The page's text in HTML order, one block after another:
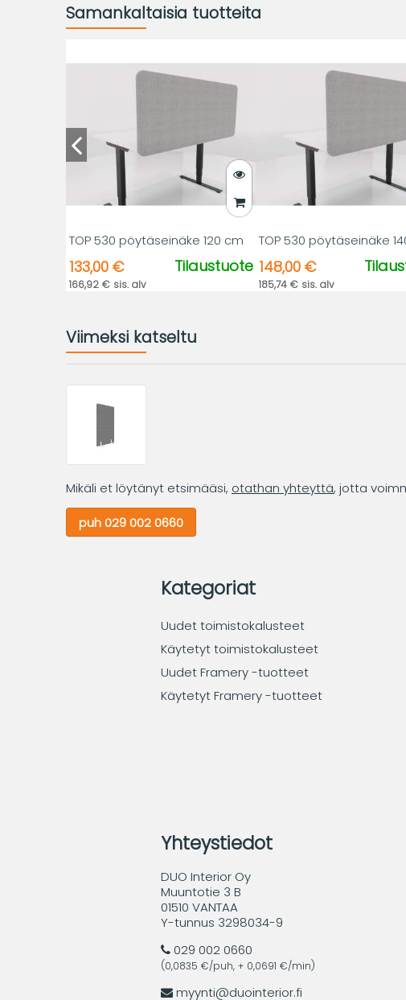
Samankaltaisia tuotteita
TOP 530 pöytäseinäke 120 cm
133,00 €
166,92 € sis. alv
Tilaustuote
TOP 530 pöytäseinäke
148,00 €
185,74 € sis. alv
Viimeksi katseltu
Mikäli et löytänyt etsimääsi, otathan yhteyttä, jotta
puh 029 002 0660
Kategoriat
Uudet toimistokalusteet
Käytetyt toimistokalusteet
Uudet Framery -tuotteet
Käytetyt Framery -tuotteet
Yhteystiedot
DUO Interior Oy
Muuntotie 3 B
01510 VANTAA
Y-tunnus 3298034-9
029 002 0660
(0,0835 €/puh, + 0,0691 €/min)
myynti@duointerior.fi